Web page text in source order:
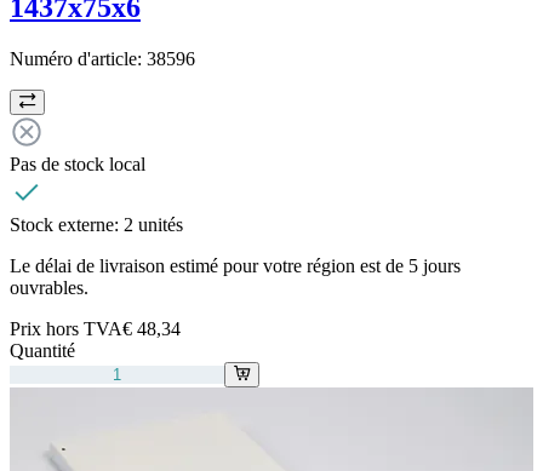
1437x75x6
Numéro d'article: 38596
Pas de stock local
Stock externe: 2 unités
Le délai de livraison estimé pour votre région est de 5 jours
ouvrables.
Prix hors TVA€ 48,34
Quantité